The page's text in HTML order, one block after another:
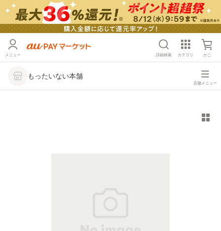
メニュー 詳細検索 カテゴリ かご
もったいない本舗
店舗メニュー